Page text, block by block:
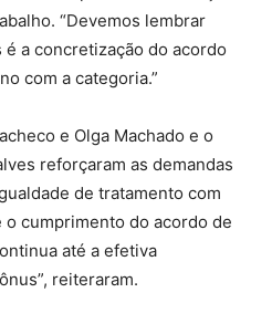
“Devemos lembrar
a concretização do acordo
com a categoria.”
e Olga Machado e o
reforçaram as demandas
de tratamento com
cumprimento do acordo de
até a efetiva
reiteraram.